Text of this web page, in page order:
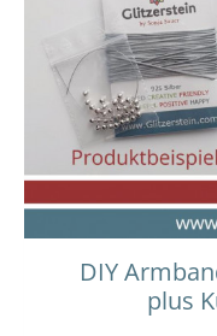
DIY
plus